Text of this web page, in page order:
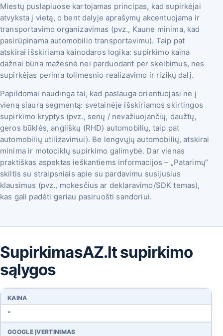
Miestų puslapiuose kartojamas principas, kad supirkėjai
atvyksta į vietą, o bent dalyje aprašymų akcentuojama ir
transportavimo organizavimas (pvz., Kaune minima, kad
pasirūpinama automobilio transportavimu). Taip pat
atskirai išskiriama kainodaros logika: supirkimo kaina
dažnai būna mažesnė nei parduodant per skelbimus, nes
supirkėjas perima tolimesnio realizavimo ir rizikų dalį.
Papildomai naudinga tai, kad paslauga orientuojasi ne į
vieną siaurą segmentą: svetainėje išskiriamos skirtingos
supirkimo kryptys (pvz., senų / nevažiuojančių, daužtų,
geros būklės, angliškų (RHD) automobilių, taip pat
automobilių utilizavimui). Be lengvųjų automobilių, atskirai
minima ir motociklų supirkimo galimybė. Dar vienas
praktiškas aspektas ieškantiems informacijos – „Patarimų“
skiltis su straipsniais apie su pardavimu susijusius
klausimus (pvz., mokesčius ar deklaravimo/SDK temas),
kas gali padėti geriau pasiruošti sandoriui.
SupirkimasAZ.lt supirkimo
sąlygos
KAINA
-
GOOGLE ĮVERTINIMAS